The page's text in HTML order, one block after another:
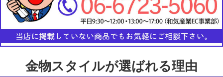
金物スタイルが選ばれる理由